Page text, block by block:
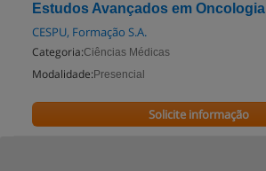
Estudos Avançados em Oncologia
CESPU, Formação S.A.
Categoria:Ciências Médicas
Modalidade: Presencial
Solicite informação